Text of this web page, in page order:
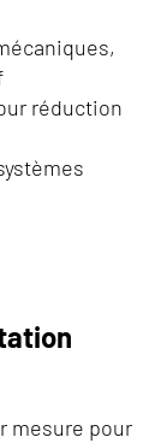
réduction
mesure pour